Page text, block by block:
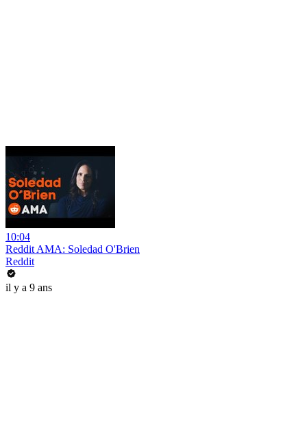
10:04
Reddit AMA: Soledad O'Brien
Reddit
il y a 9 ans